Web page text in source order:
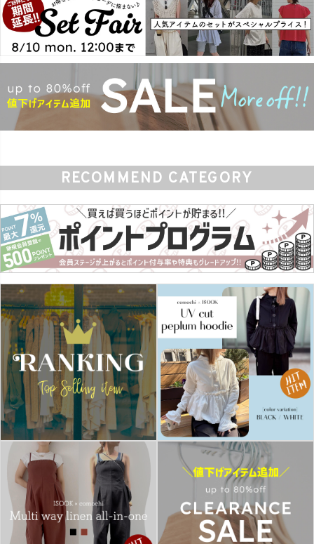
RECOMMEND CATEGORY